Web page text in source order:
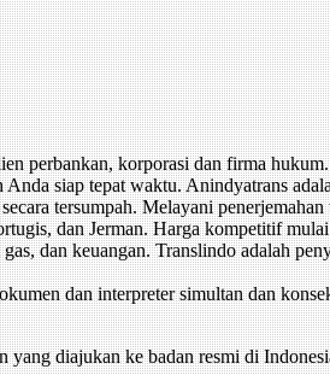
perbankan, korporasi dan firma
siap tepat waktu. Anindyatrans
tersumpah. Melayani penerjemahan
dan Jerman. Harga kompetitif
dan keuangan. Translindo adalah
dan interpreter simultan dan
diajukan ke badan resmi di